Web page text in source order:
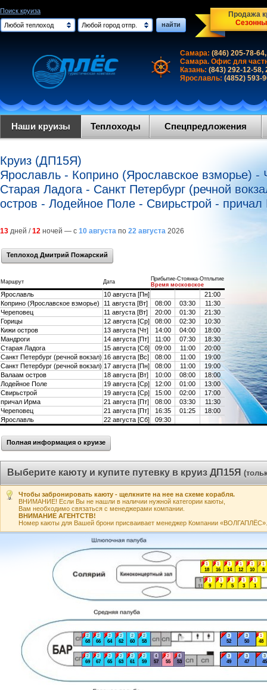
Поиск круиза
Любой теплоход
Любой город отпр. найти
Продажа
Самара: (846) 205-78-
Самара. Офис для
Казань: (843) 292-12-58,
Ярославль: (4852) 593-
Наши круизы Теплоходы Спецпредложения
Круиз (ДП15Я)
Ярославль - Коприно (Ярославское взморье)
Старая Ладога - Санкт Петербург (речной
остров - Лодейное Поле - Свирьстрой -
13 дней /12 ночей — с 10 августа по 22 августа 2026
Теплоход Дмитрий Пожарский
Маршрут Дата
Прибытие-Стоянка-Отплытие
Время московское
Ярославль 10 августа [Пн]
21:00
Коприно (Ярославское взморье)
11 августа [Вт] 08:00 03:30
11:30
Череповец
11 августа [Вт] 20:00 01:30
21:30
Горицы
12 августа [Ср] 08:00 02:30
10:30
Кижи остров
13 августа [Чт] 14:00 04:00
18:00
Мандроги
14 августа [Пт] 11:00 07:30
18:30
Старая Ладога
15 августа [Сб] 09:00 11:00
20:00
Санкт Петербург (речной вокзал) 16 августа [Вс] 08:00 11:00
19:00
Санкт Петербург (речной вокзал) 17 августа [Пн] 08:00 11:00
19:00
Валаам остров
18 августа [Вт] 10:00 08:00
18:00
Лодейное Поле
19 августа [Ср] 12:00 01:00
13:00
Свирьстрой
19 августа [Ср] 15:00 02:00
17:00
причал Ирма
21 августа [Пт] 08:00 03:30
11:30
Череповец
21 августа [Пт] 16:35 01:25
18:00
Ярославль
22 августа [Сб] 09:30
Полная информация о круизе
Выберите каюту и купите путевку в круиз ДП15Я
Чтобы забронировать каюту - щелкните на нее на схеме корабля.
ВНИМАНИЕ! Если Вы не нашли в наличии нужной категории каюты,
Вам необходимо связаться с менеджерами компании.
ВНИМАНИЕ АГЕНТСТВ!
Номер каюты для Вашей брони присваивает менеджер Компании «ВОЛГАПЛЁС».
1
1
1
10
1
12
1
14
1
16
1
18
1
3
3
45
3
47
1
48
3
49
1
5
3
50
3
52
4
53
2
55
4
57
2
58
2
59
2
60
2
61
2
62
2
63
2
64
2
65
2
66
2
67
2
68
2
69
1
7
1
8
1
9